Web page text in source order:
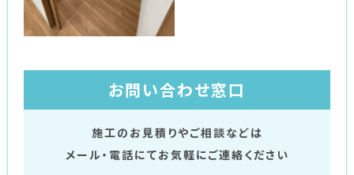
お問い合わせ窓口
施工のお見積りやご相談などは
メール・電話にてお気軽にご連絡ください